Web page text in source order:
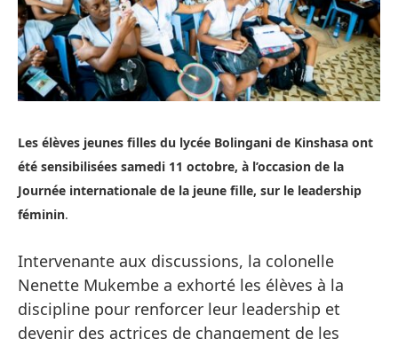
Les élèves jeunes filles du lycée Bolingani de Kinshasa ont
été sensibilisées samedi 11 octobre, à l’occasion de la
Journée internationale de la jeune fille, sur le leadership
féminin.
Intervenante aux discussions, la colonelle
Nenette Mukembe a exhorté les élèves à la
discipline pour renforcer leur leadership et
devenir des actrices de changement de les